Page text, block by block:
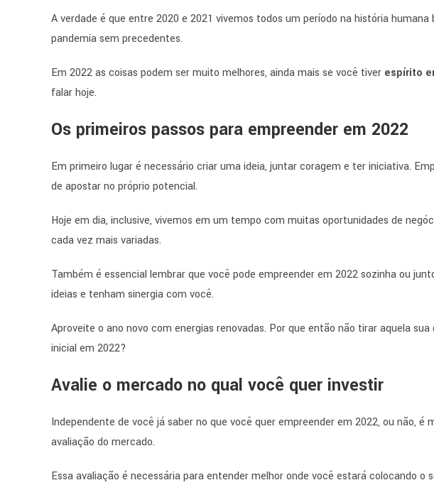
A verdade é que entre 2020 e 2021 vivemos todos um período na história
pandemia sem precedentes.
Em 2022 as coisas podem ser muito melhores, ainda mais se você tiver espírito
falar hoje.
Os primeiros passos para empreender em 2022
Em primeiro lugar é necessário criar uma ideia, juntar coragem e ter iniciativa.
de apostar no próprio potencial.
Hoje em dia, inclusive, vivemos em um tempo com muitas oportunidades de
cada vez mais variadas.
Também é essencial lembrar que você pode empreender em 2022 sozinha ou
ideias e tenham sinergia com você.
Aproveite o ano novo com energias renovadas. Por que então não tirar aquela
inicial em 2022?
Avalie o mercado no qual você quer investir
Independente de você já saber no que você quer empreender em 2022, ou não,
avaliação do mercado.
Essa avaliação é necessária para entender melhor onde você estará colocando o